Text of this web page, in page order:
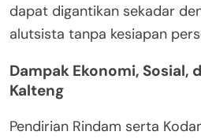
dapat digantikan sekadar
alutsista tanpa kesiapan
Dampak Ekonomi, Sosial,
Kalteng
Pendirian Rindam serta